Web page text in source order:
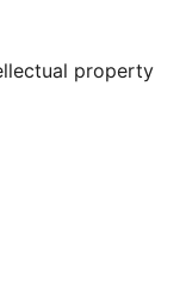
property